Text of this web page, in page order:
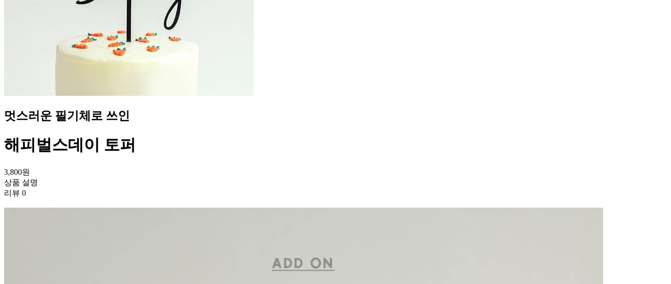
멋스러운 필기체로 쓰인
해피벌스데이 토퍼
3,800원
상품 설명
리뷰 0